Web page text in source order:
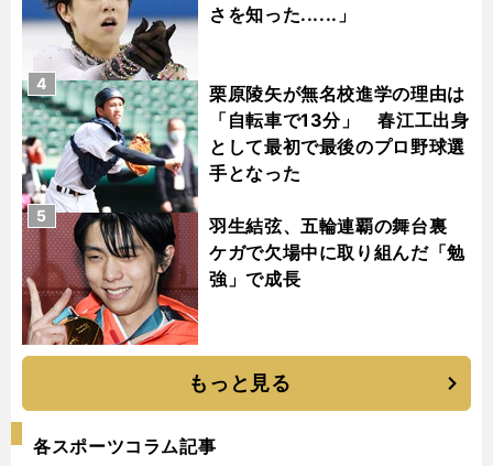
さを知った......」
栗原陵矢が無名校進学の理由は
「自転車で13分」 春江工出身
として最初で最後のプロ野球選
手となった
4
羽生結弦、五輪連覇の舞台裏
ケガで欠場中に取り組んだ「勉
強」で成長
5
もっと見る
各スポーツコラム記事